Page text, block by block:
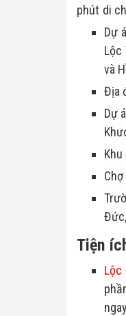
phút di
Dự
Lộc
và
Địa
Dự
Tiện
Lộc